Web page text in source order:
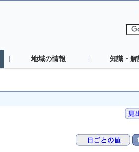
地域の情報 知識・解